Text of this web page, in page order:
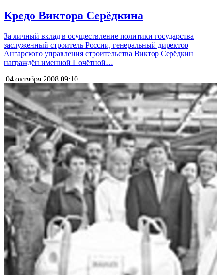
Кредо Виктора Серёдкина
За личный вклад в осуществление политики государства
заслуженный строитель России, генеральный директор
Ангарского управления строительства Виктор Серёдкин
награждён именной Почётной…
04 октября 2008 09:10